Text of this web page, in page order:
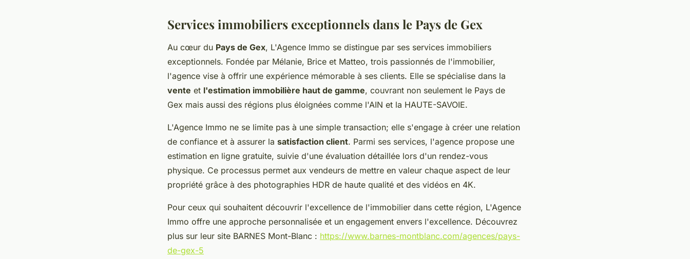
Services immobiliers exceptionnels dans le Pays de Gex
Au cœur du Pays de Gex, L'Agence Immo se distingue par ses services immobiliers
exceptionnels. Fondée par Mélanie, Brice et Matteo, trois passionnés de l'immobilier,
l'agence vise à offrir une expérience mémorable à ses clients. Elle se spécialise dans la
vente et l'estimation immobilière haut de gamme, couvrant non seulement le Pays de
Gex mais aussi des régions plus éloignées comme l'AIN et la HAUTE-SAVOIE.
L'Agence Immo ne se limite pas à une simple transaction; elle s'engage à créer une relation
de confiance et à assurer la satisfaction client. Parmi ses services, l'agence propose une
estimation en ligne gratuite, suivie d'une évaluation détaillée lors d'un rendez-vous
physique. Ce processus permet aux vendeurs de mettre en valeur chaque aspect de leur
propriété grâce à des photographies HDR de haute qualité et des vidéos en 4K.
Pour ceux qui souhaitent découvrir l'excellence de l'immobilier dans cette région, L'Agence
Immo offre une approche personnalisée et un engagement envers l'excellence. Découvrez
plus sur leur site BARNES Mont-Blanc : https://www.barnes-montblanc.com/agences/pays-
de-gex-5